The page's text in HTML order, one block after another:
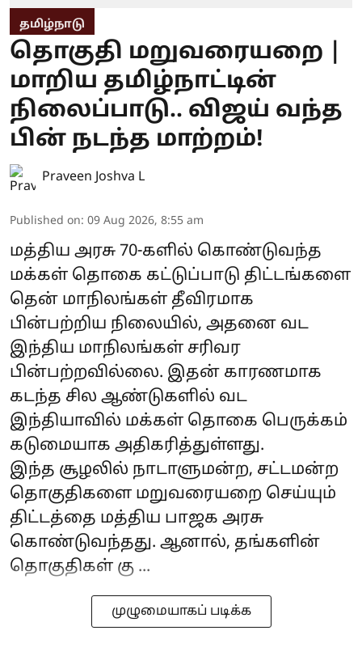
தமிழ்நாடு
தொகுதி மறுவரையறை |
மாறிய தமிழ்நாட்டின்
நிலைப்பாடு.. விஜய் வந்த
பின் நடந்த மாற்றம்!
Praveen Joshva L
Published on: 09 Aug 2026, 8:55 am
மத்திய அரசு 70-களில் கொண்டுவந்த
மக்கள் தொகை கட்டுப்பாடு திட்டங்களை
தென் மாநிலங்கள் தீவிரமாக
பின்பற்றிய நிலையில், அதனை வட
இந்திய மாநிலங்கள் சரிவர
பின்பற்றவில்லை. இதன் காரணமாக
கடந்த சில ஆண்டுகளில் வட
இந்தியாவில் மக்கள் தொகை பெருக்கம்
கடுமையாக அதிகரித்துள்ளது.
இந்த சூழலில் நாடாளுமன்ற, சட்டமன்ற
தொகுதிகளை மறுவரையறை செய்யும்
திட்டத்தை மத்திய பாஜக அரசு
கொண்டுவந்தது. ஆனால், தங்களின்
தொகுதிகள் கு ...
முழுமையாகப் படிக்க